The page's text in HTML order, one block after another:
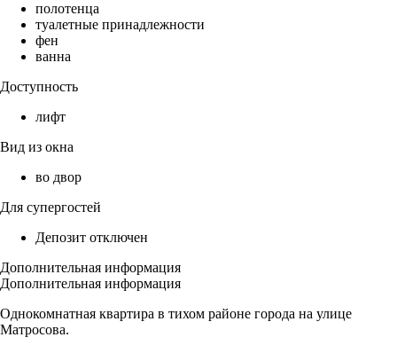
полотенца
туалетные принадлежности
фен
ванна
Доступность
лифт
Вид из окна
во двор
Для супергостей
Депозит отключен
Дополнительная информация
Дополнительная информация
Однокомнатная квартира в тихом районе города на улице
Матросова.